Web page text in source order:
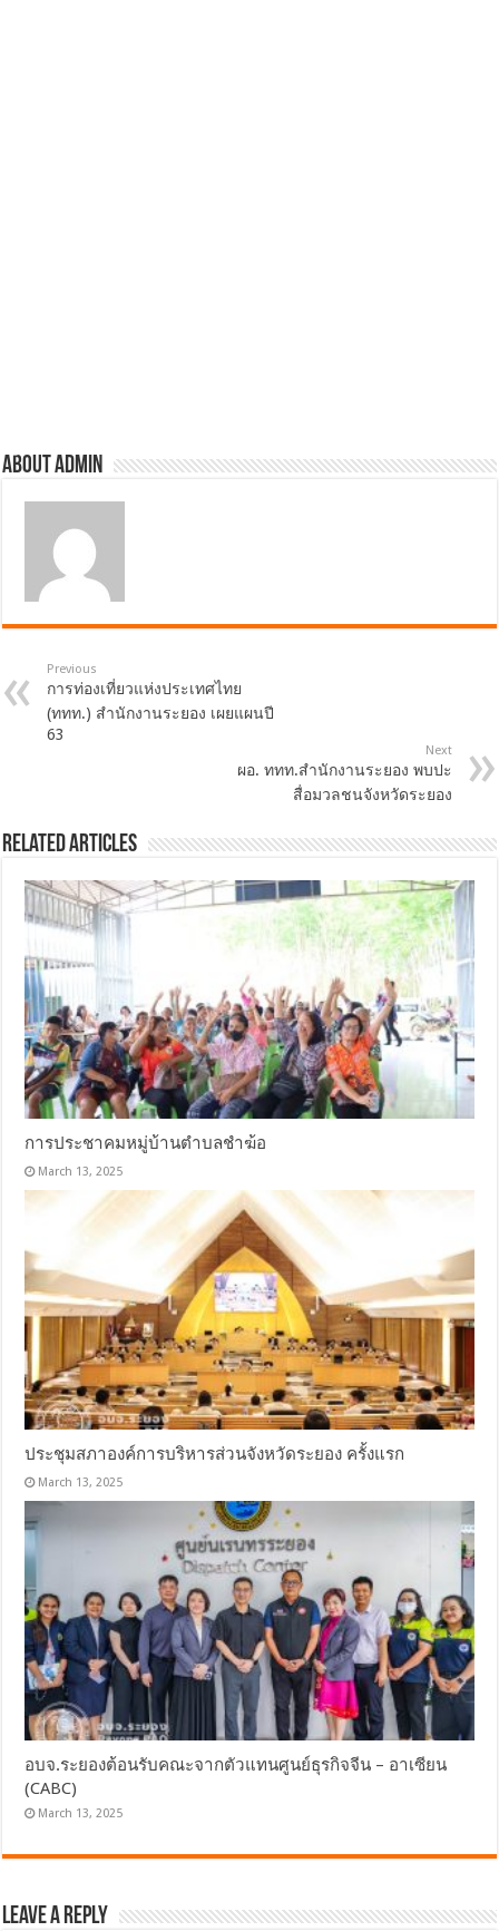
About admin
Previous
การท่องเที่ยวแห่งประเทศไทย
(ททท.) สำนักงานระยอง เผยแผนปี
63
Next
ผอ. ททท.สำนักงานระยอง พบปะ
สื่อมวลชนจังหวัดระยอง
Related Articles
การประชาคมหมู่บ้านตำบลชำฆ้อ
March 13, 2025
ประชุมสภาองค์การบริหารส่วนจังหวัดระยอง ครั้งแรก
March 13, 2025
อบจ.ระยองต้อนรับคณะจากตัวแทนศูนย์ธุรกิจจีน – อาเซียน
(CABC)
March 13, 2025
Leave a Reply